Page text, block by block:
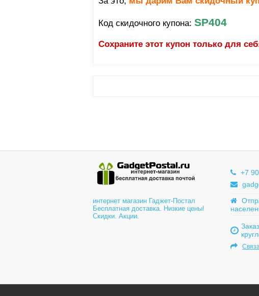
Код скидочного купона: SP404
Сохраните этот купон только для
интернет магазин Гаджет-Постал
Бесплатная доставка. Низкие цены!
Скидки. Акции.
+7